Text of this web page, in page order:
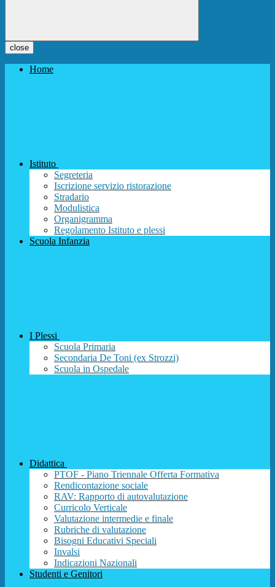
close
Home
Istituto
Segreteria
Iscrizione servizio ristorazione
Stradario
Modulistica
Organigramma
Regolamento Istituto e plessi
Scuola Infanzia
I Plessi
Scuola Primaria
Secondaria De Toni (ex Strozzi)
Scuola in Ospedale
Didattica
PTOF - Piano Triennale Offerta Formativa
Rendicontazione sociale
RAV: Rapporto di autovalutazione
Curricolo Verticale
Valutazione intermedie e finale
Rubriche di valutazione
Bisogni Educativi Speciali
Invalsi
Indicazioni Nazionali
Studenti e Genitori